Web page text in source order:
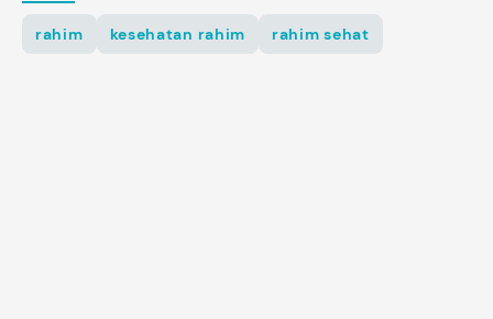
rahim kesehatan rahim rahim sehat